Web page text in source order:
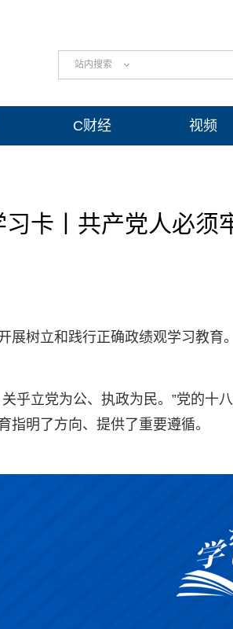
站内搜索
C财经 视频
习卡丨共产党人必须
展树立和践行正确政绩观学习教育。
乎立党为公、执政为民。”党的
指明了方向、提供了重要遵循。